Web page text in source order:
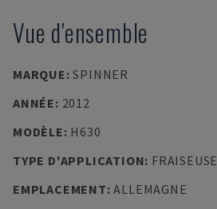
Vue d'ensemble
MARQUE:SPINNER
ANNÉE: 2012
MODÈLE: H630
TYPE D'APPLICATION: FRAISEUSE
EMPLACEMENT:ALLEMAGNE